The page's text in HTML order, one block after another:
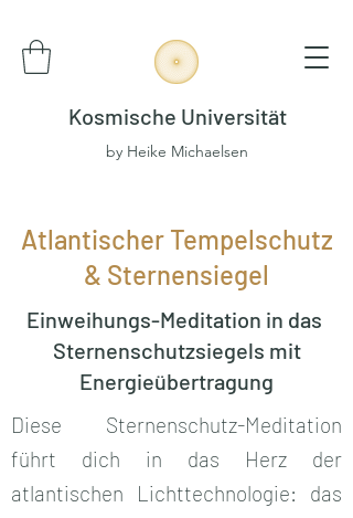
Kosmische Universität
by Heike Michaelsen
Atlantischer Tempelschutz
& Sternensiegel
Einweihungs-Meditation in das
Sternenschutzsiegels mit
Energieübertragung
Diese Sternenschutz-Meditation
führt dich in das Herz der
atlantischen Lichttechnologie: das